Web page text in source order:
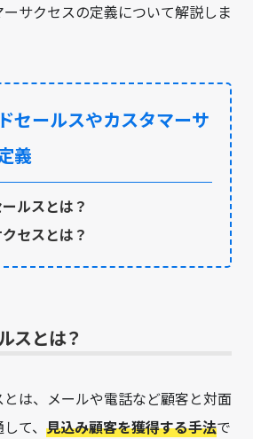
サクセスの定義について解説しま
セールスやカスタマーサ
義
ルスとは？
セスとは？
スとは？
は、メールや電話など顧客と対面
て、 見込み顧客を獲得する手法で